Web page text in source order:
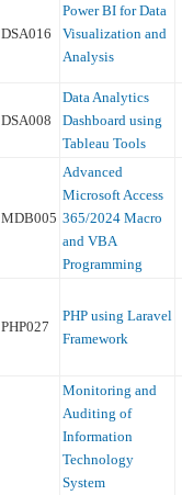
DSA016
Power BI for Data
Visualization and
Analysis
DSA008
Data Analytics
Dashboard using
Tableau Tools
MDB005
Advanced
Microsoft Access
365/2024 Macro
and VBA
Programming
PHP027
PHP using Laravel
Framework
Monitoring and
Auditing of
Information
Technology
System